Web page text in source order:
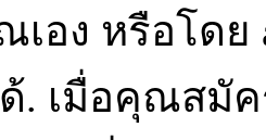
อง หรือโดย
ด้. เมื่อคุณสมั